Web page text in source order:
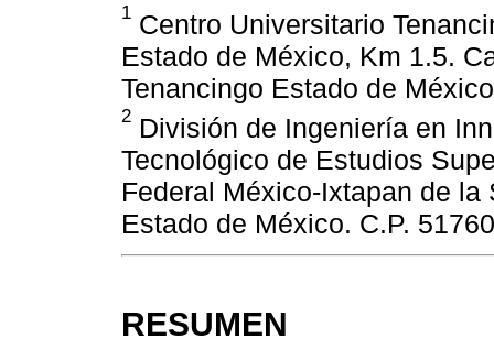
1 Centro Universitario
Estado de México, Km 1.5.
Tenancingo Estado de
2 División de Ingeniería en
Tecnológico de Estudios
Federal México-Ixtapan de
Estado de México. C.P.
RESUMEN